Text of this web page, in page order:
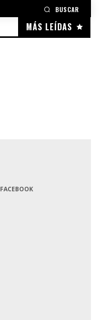
BUSCAR
MÁS LEÍDAS
FACEBOOK